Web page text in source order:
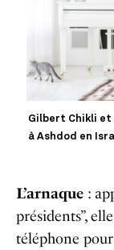
Gilbert Chikli et
à Ashdod en
L’arnaque :
présidents”,
téléphone